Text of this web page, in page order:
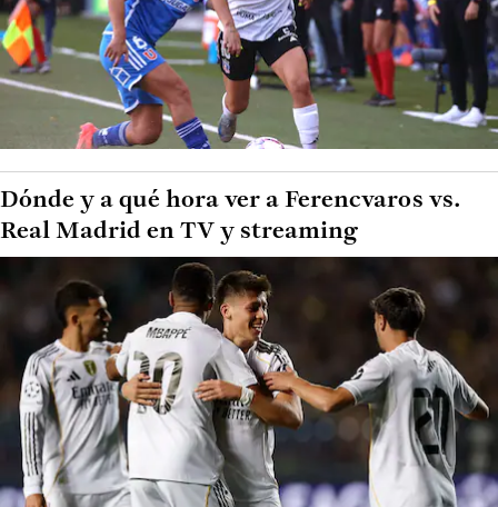
Dónde y a qué hora ver a Ferencvaros vs.
Real Madrid en TV y streaming